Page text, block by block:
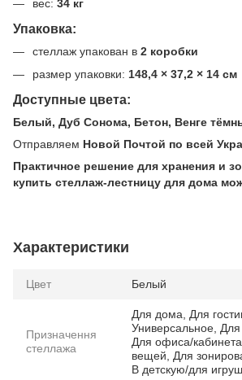
вес: 34 кг
Упаковка:
стеллаж упакован в 2 коробки
размер упаковки: 148,4 × 37,2 × 14 см
Доступные цвета:
Белый, Дуб Сонома, Бетон, Венге
Отправляем Новой Почтой по всей
Практичное решение для хранения и
купить стеллаж-лестницу для дома
Характеристики
Цвет Белый
Призначення
стеллажа
Для дома, Для
Универсальное, Для
Для офиса/
вещей, Для
В детскую/для